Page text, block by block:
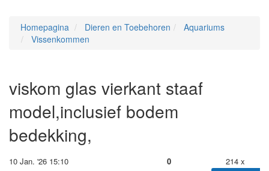
Homepagina Dieren en Toebehoren
Aquariums
Vissenkommen
viskom glas vierkant staaf
model,inclusief bodem
bedekking,
10 Jan. '26 15:10 0 214 x